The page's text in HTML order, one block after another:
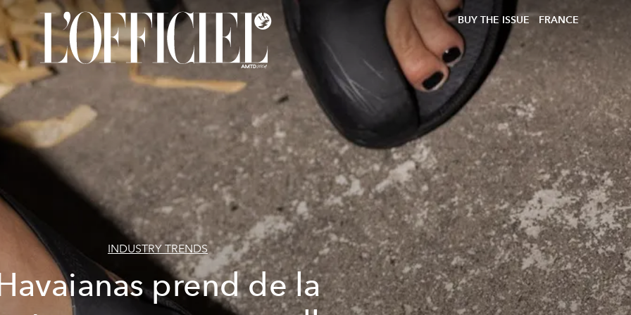
BUY THE ISSUE FRANCE
INDUSTRY TRENDS
prend de la